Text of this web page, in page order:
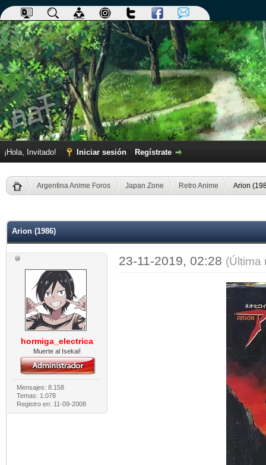
¡Hola, Invitado! Iniciar sesión Regístrate
Argentina Anime Foros Japan Zone Retro Anime Arion
Arion (1986)
hormiga_electrica
Muerte al Isekai!
Mensajes: 8.158
Temas: 1.078
Registro en: 11-09-2008
23-11-2019, 02:28 (Última